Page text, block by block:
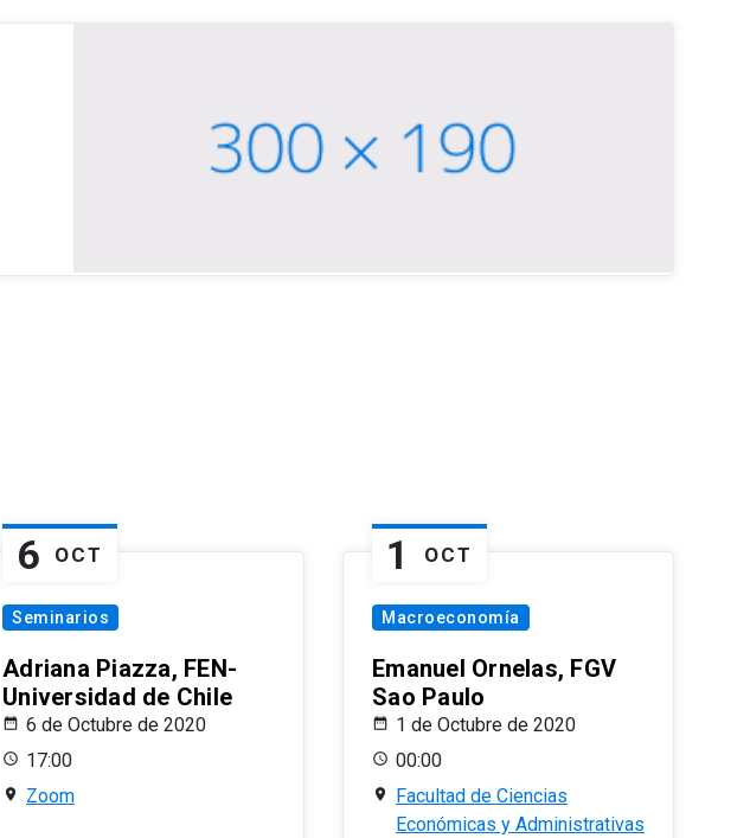
6 OCT
Seminarios
Adriana Piazza, FEN-
Universidad de Chile
6 de Octubre de 2020
17:00
Zoom
1 OCT
Macroeconomía
Emanuel Ornelas, FGV
Sao Paulo
1 de Octubre de 2020
00:00
Facultad de Ciencias
Económicas y Administrativas